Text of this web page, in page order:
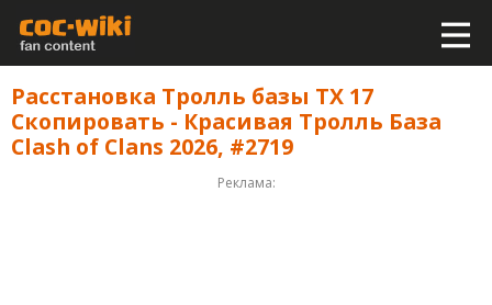
Расстановка Тролль базы ТХ 17
Скопировать - Красивая Тролль База
Clash of Clans 2026, #2719
Реклама: